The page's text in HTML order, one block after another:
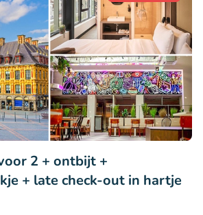
2 + ontbijt +
+ late check-out in hartje